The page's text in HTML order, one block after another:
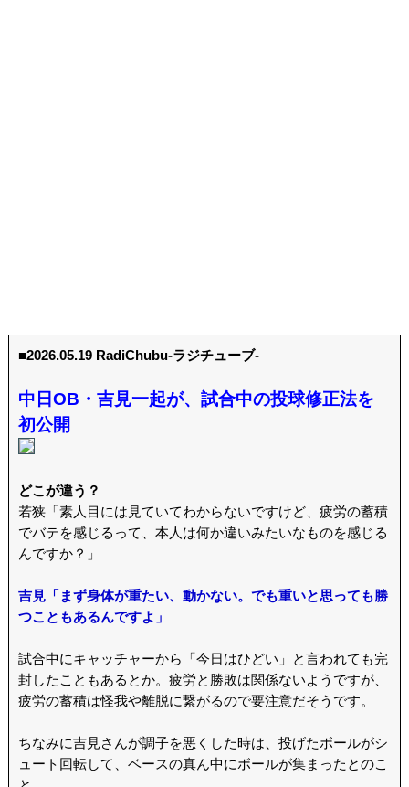
■2026.05.19 RadiChubu-ラジチューブ-
中日OB・吉見一起が、試合中の投球修正法を
初公開
どこが違う？
若狭「素人目には見ていてわからないですけど、疲労の蓄積
でバテを感じるって、本人は何か違いみたいなものを感じる
んですか？」
吉見「まず身体が重たい、動かない。でも重いと思っても勝
つこともあるんですよ」
試合中にキャッチャーから「今日はひどい」と言われても完
封したこともあるとか。疲労と勝敗は関係ないようですが、
疲労の蓄積は怪我や離脱に繋がるので要注意だそうです。
ちなみに吉見さんが調子を悪くした時は、投げたボールがシ
ュート回転して、ベースの真ん中にボールが集まったとのこ